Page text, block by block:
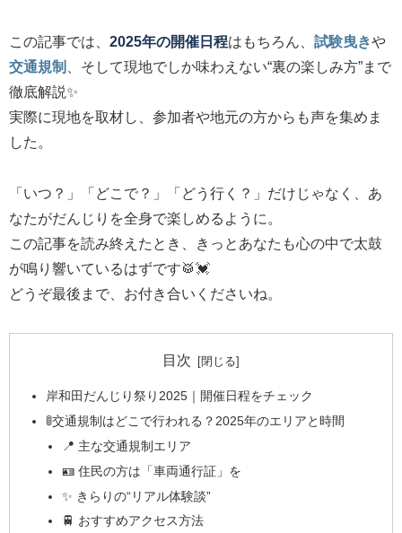
この記事では、 2025年の開催日程はもちろん、 試験曳きや
交通規制
、そして現地でしか味わえない“裏の楽しみ方”まで
徹底解説✨
実際に現地を取材し、参加者や地元の方からも声を集めま
した。
「いつ？」「どこで？」「どう行く？」だけじゃなく、あ
なたがだんじりを全身で楽しめるように。
この記事を読み終えたとき、きっとあなたも心の中で太鼓
が鳴り響いているはずです🥁💓
どうぞ最後まで、お付き合いくださいね。
目次
岸和田だんじり祭り2025｜開催日程をチェック
🚦交通規制はどこで行われる？2025年のエリアと時間
📍 主な交通規制エリア
🪪 住民の方は「車両通行証」を
✨ きらりの“リアル体験談”
🚆 おすすめアクセス方法